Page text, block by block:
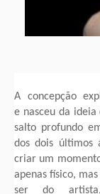
A concepção
e nasceu da
salto profundo
dos dois últimos
criar um
apenas físico,
ser do